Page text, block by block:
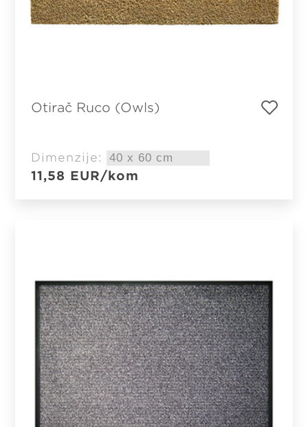
Otirač Ruco (Owls)
Dimenzije:
11,58 EUR/kom